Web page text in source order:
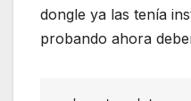
dongle ya las tenía
probando ahora